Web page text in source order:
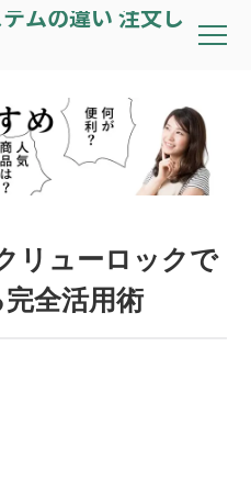
ムの違い 注文し
リューロックで
全活用術